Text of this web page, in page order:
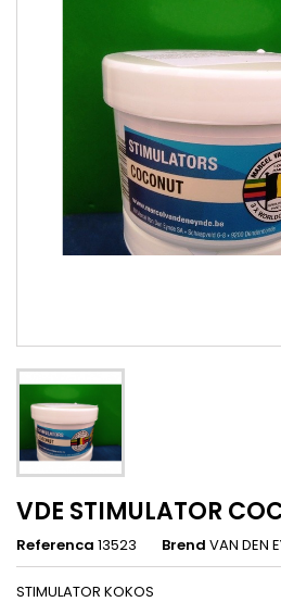
VDE STIMULATOR
Referenca 13523 Brend VAN DEN
STIMULATOR KOKOS